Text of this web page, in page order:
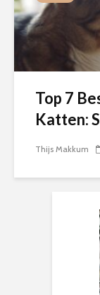
Top 7
Katten:
Thijs Makkum